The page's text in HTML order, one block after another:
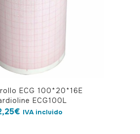
ECG 100*20*16E
ECG100L
€ IVA incluido